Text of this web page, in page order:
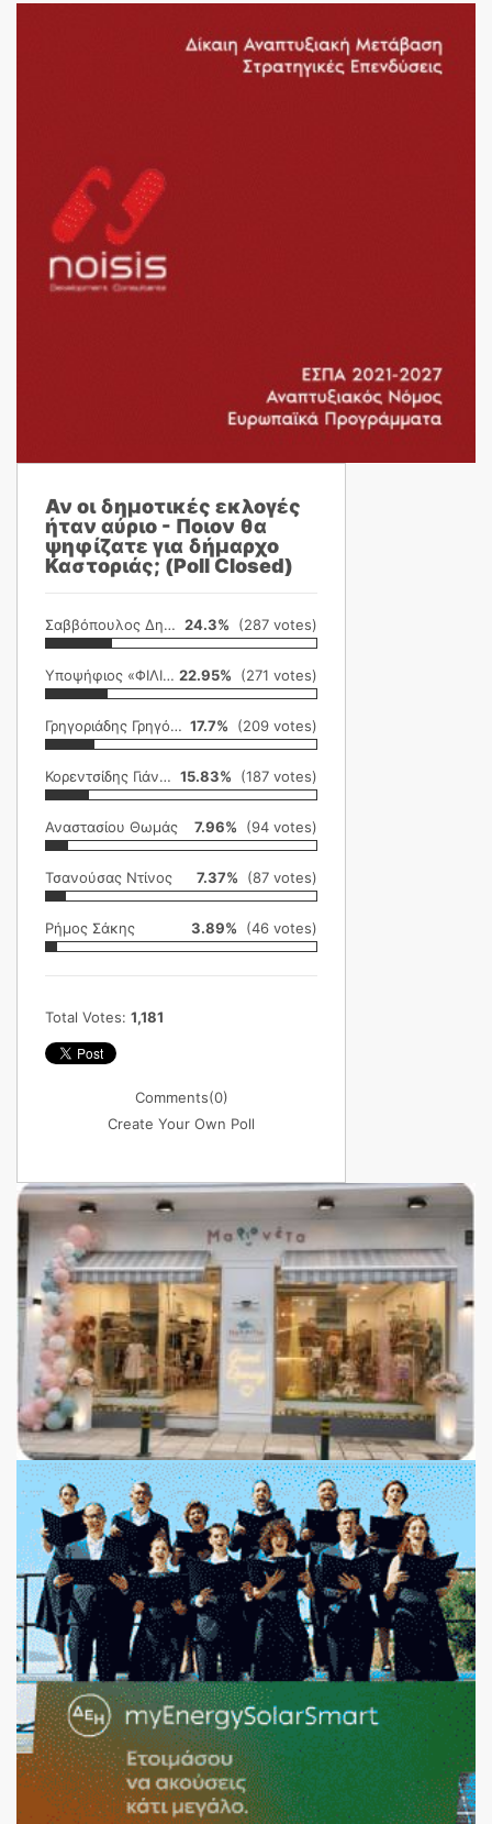
Αν οι δημοτικές εκλογές
ήταν αύριο - Ποιον θα
ψηφίζατε για δήμαρχο
Καστοριάς; (Poll Closed)
Σαββόπουλος Δημήτρης 24.3% (287 votes)
Υποψήφιος «ΦΙΛΙΚΗ ΕΤΑΙΡΕΙΑ» 22.95% (271 votes)
Γρηγοριάδης Γρηγόρης 17.7% (209 votes)
Κορεντσίδης Γιάννης 15.83% (187 votes)
Αναστασίου Θωμάς 7.96% (94 votes)
Τσανούσας Ντίνος 7.37% (87 votes)
Ρήμος Σάκης 3.89% (46 votes)
Total Votes: 1,181
Comments(0)
Create Your Own Poll